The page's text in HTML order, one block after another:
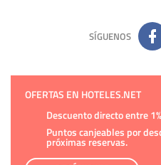
adicional y detallada sobre
política de privacidad
SÍGUENOS
OFERTAS EN HOTELES.NET
Descuento directo entre
Puntos canjeables por
próximas reservas.